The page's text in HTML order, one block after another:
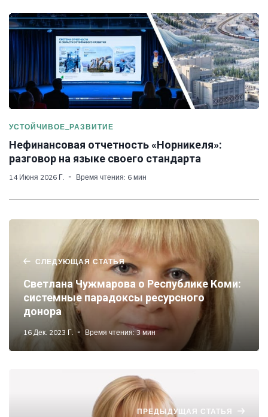
УСТОЙЧИВОЕ_РАЗВИТИЕ
Нефинансовая отчетность «Норникеля»:
разговор на языке своего стандарта
14 Июня 2026 Г. Время чтения: 6 мин
СЛЕДУЮЩАЯ СТАТЬЯ
Светлана Чужмарова о Республике Коми:
системные парадоксы ресурсного
донора
16 Дек. 2023 Г. Время чтения: 3 мин
ПРЕДЫДУЩАЯ СТАТЬЯ